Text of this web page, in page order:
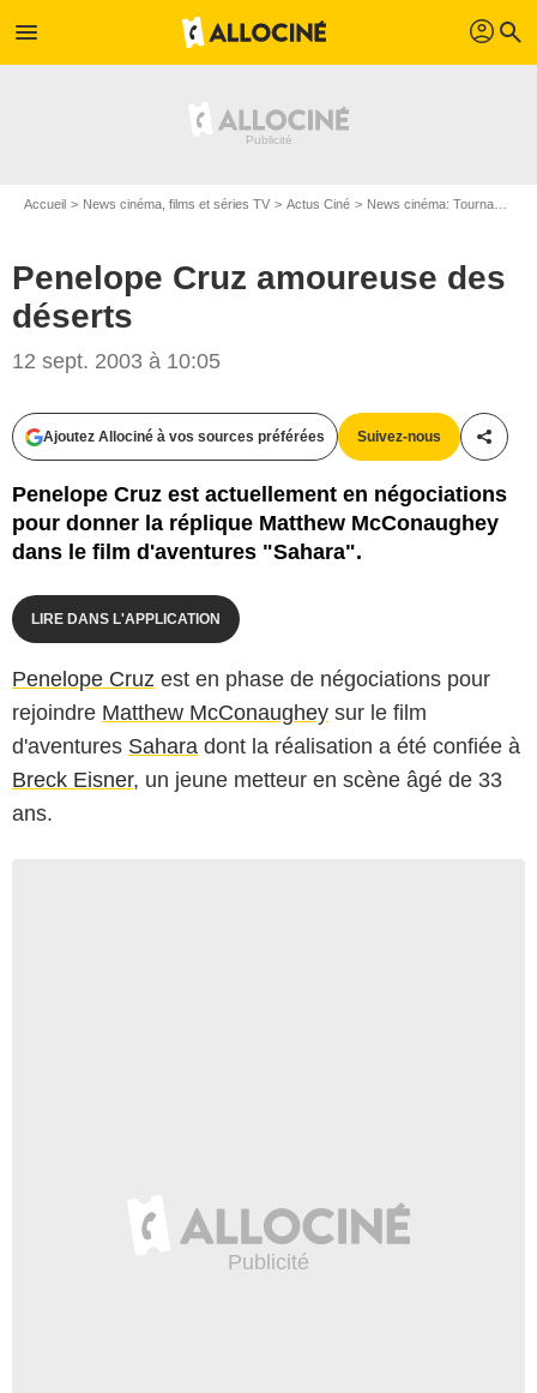
menu profil search
Accueil News cinéma, films et séries TV Actus Ciné News cinéma: Tournages
Penelope Cruz amoureuse des
déserts
12 sept. 2003 à 10:05
Ajoutez Allociné à vos sources préférées Suivez-nous
Penelope Cruz est actuellement en négociations
pour donner la réplique Matthew McConaughey
dans le film d'aventures "Sahara".
LIRE DANS L'APPLICATION
Penelope Cruz est en phase de négociations pour
rejoindre Matthew McConaughey sur le film
d'aventures Sahara dont la réalisation a été confiée à
Breck Eisner, un jeune metteur en scène âgé de 33
ans.